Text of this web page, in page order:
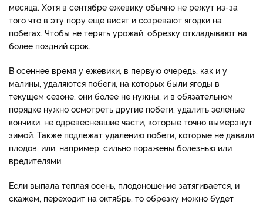
месяца. Хотя в сентябре ежевику обычно не режут из-за
того что в эту пору еще висят и созревают ягодки на
побегах. Чтобы не терять урожай, обрезку откладывают на
более поздний срок.
В осеннее время у ежевики, в первую очередь, как и у
малины, удаляются побеги, на которых были ягоды в
текущем сезоне, они более не нужны, и в обязательном
порядке нужно осмотреть другие побеги, удалить зеленые
кончики, не одревесневшие части, которые точно вымерзнут
зимой. Также подлежат удалению побеги, которые не давали
плодов, или, например, сильно поражены болезнью или
вредителями.
Если выпала теплая осень, плодоношение затягивается, и
скажем, переходит на октябрь, то обрезку можно будет